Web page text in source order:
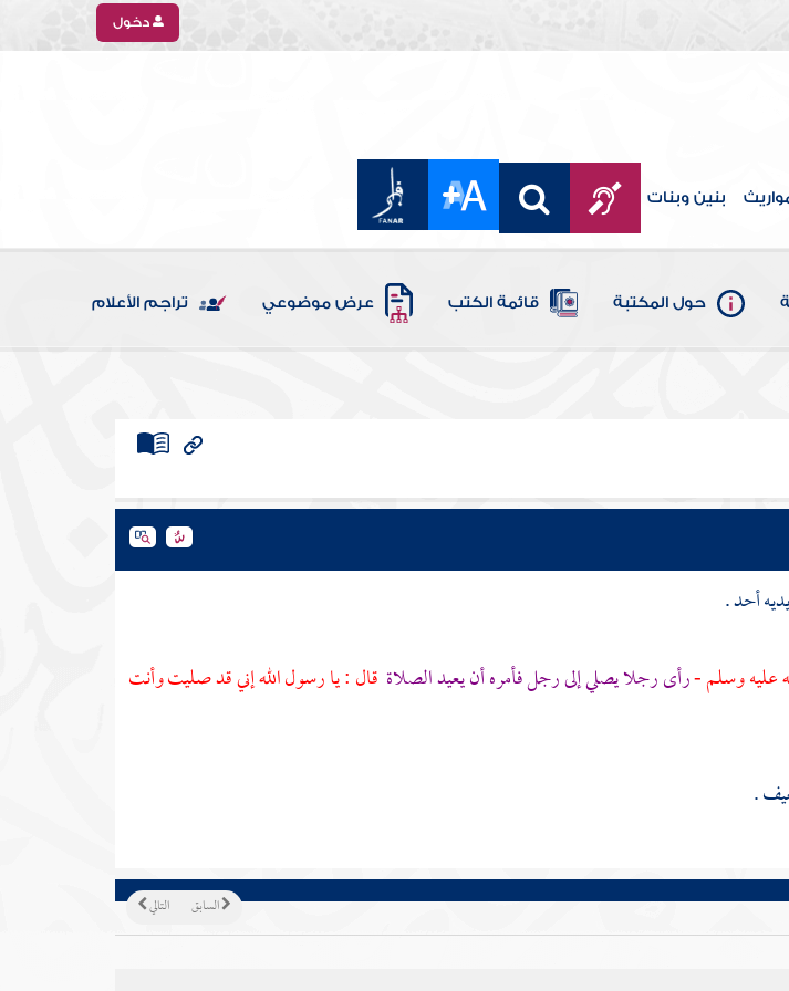
دخول
بنين وبنات
حول المكتبة قائمة الكتب عرض موضوعي تراجم الأعلام
عليه وسلم -رأى رجلا يصلي إلى رجل فأمره أن يعيد الصلاة قال : يا رسول الله إني قد صليت وأنت
.
التالي السابق